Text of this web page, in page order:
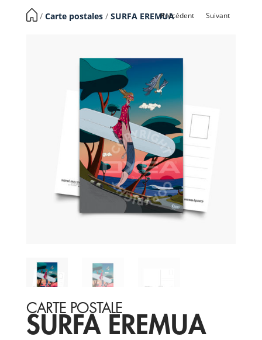
​ / Carte postales/ SURFA EREMUAPrécédent Suivant
CARTE POSTALE
SURFA EREMUA